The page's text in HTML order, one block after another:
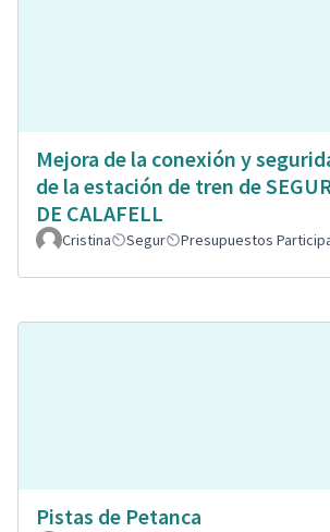
Mejora de la conexión y
de la estación de tren de
DE CALAFELL
Cristina Segur Presupuestos
Pistas de Petanca